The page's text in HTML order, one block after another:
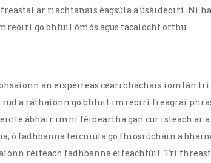
ar riachtanais éagsúla a úsáideoirí. Ní
go bhfuil ómós agus tacaíocht orthu.
an eispéireas cearrbhachais iomlán
a ráthaíonn go bhfuil imreoirí freagraí
ábhair imní féideartha gan cur isteach ar a
ó fadhbanna teicniúla go fhiosrúcháin a
réiteach fadhbanna éifeachtúil. Trí